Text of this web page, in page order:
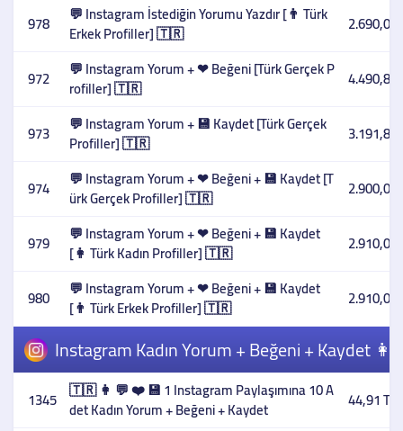
978 💬 Instagram İstediğin Yorumu Yazdır [👨 Türk
Erkek Profiller] 🇹🇷 2.690,00
972 💬 Instagram Yorum + ❤ Beğeni [Türk Gerçek P
rofiller] 🇹🇷 4.490,85
973 💬 Instagram Yorum + 💾 Kaydet [Türk Gerçek
Profiller] 🇹🇷 3.191,85
974 💬 Instagram Yorum + ❤ Beğeni + 💾 Kaydet [T
ürk Gerçek Profiller] 🇹🇷 2.900,00
979 💬 Instagram Yorum + ❤ Beğeni + 💾 Kaydet
[👩 Türk Kadın Profiller] 🇹🇷 2.910,00
980 💬 Instagram Yorum + ❤ Beğeni + 💾 Kaydet
[👨 Türk Erkek Profiller] 🇹🇷 2.910,00
Instagram Kadın Yorum + Beğeni + Kaydet
1345 🇹🇷 👩 💬 ❤️ 💾 1 Instagram Paylaşımına 10 A
det Kadın Yorum + Beğeni + Kaydet 44,91 TL